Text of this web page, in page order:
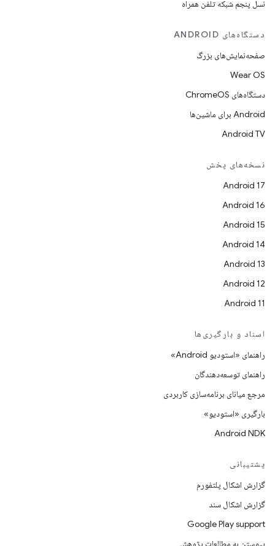
نسل پنجم شبکه تلفن همراه
دستگاه‌های ANDROID
صفحه‌نمایش‌های بزرگ
Wear OS
دستگاه‌های ChromeOS
Android برای ماشین‌ها
Android TV
نسخه‌های پخش
Android 17
Android 16
Android 15
Android 14
Android 13
Android 12
Android 11
اسناد و بارگیری‌ها
راهنمای «استودیو Android»
راهنمای توسعه‌دهندگان
مرجع میانای برنامه‌سازی کاربردی
بارگیری «استودیو»
Android NDK
پشتیبانی
گزارش اشکال پلتفورم
گزارش اشکال سند
Google Play support
پیوستن به مطالعات پژوهشی